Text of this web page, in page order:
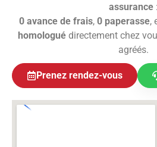
assurance:
0 avance de frais, 0 paperasse,
homologuédirectement chez
agréés.
Prenez rendez-vous